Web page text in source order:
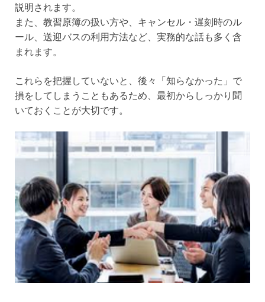
説明されます。
また、教習原簿の扱い方や、キャンセル・遅刻時のル
ール、送迎バスの利用方法など、実務的な話も多く含
まれます。
これらを把握していないと、後々「知らなかった」で
損をしてしまうこともあるため、最初からしっかり聞
いておくことが大切です。